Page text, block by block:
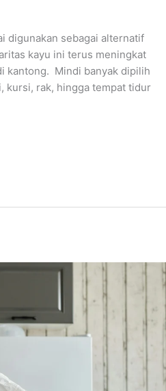
digunakan sebagai alternatif
kayu ini terus meningkat
kantong. Mindi banyak dipilih
kursi, rak, hingga tempat tidur